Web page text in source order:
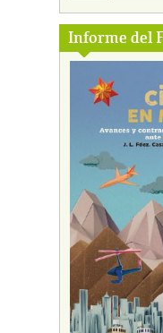
Informe del